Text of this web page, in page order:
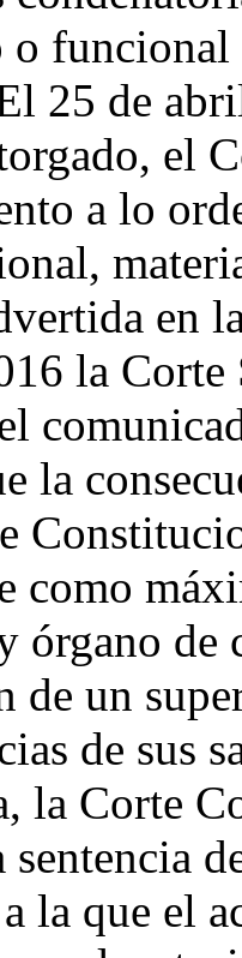
o
25 de
el
a lo
en
la Corte
la
como
órgano de
de un
de sus
la Corte
sentencia
la que el